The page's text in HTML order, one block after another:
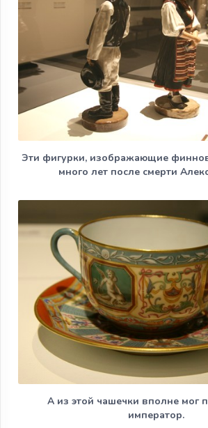
Эти фигурки, изображающие
много лет после смерти
А из этой чашечки вполне мог
император.